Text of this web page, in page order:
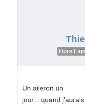
Hors
Un aileron un
jour... quand